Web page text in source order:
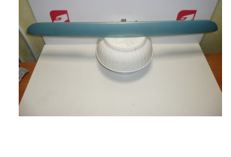
Despre noi
Finalizare comandă
Livrare